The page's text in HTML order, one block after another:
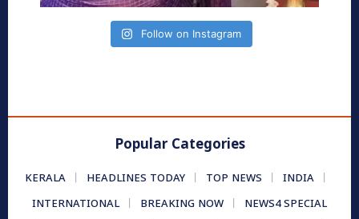
Follow on Instagram
Popular Categories
KERALA HEADLINES TODAY TOP NEWS
INDIA
INTERNATIONAL
BREAKING NOW
NEWS4 SPECIAL